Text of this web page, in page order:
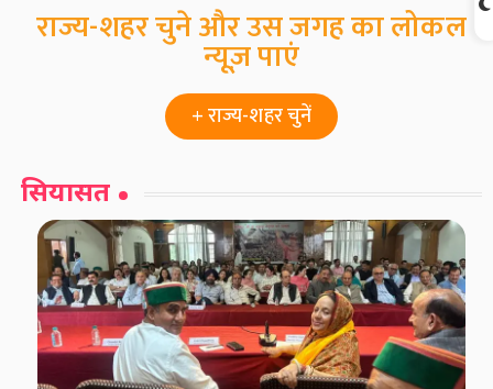
राज्य-शहर चुने और उस जगह का लोकल
न्यूज़ पाएं
+ राज्य-शहर चुनें
सियासत